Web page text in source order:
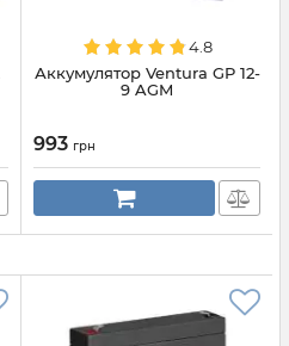
4.8
Аккумулятор Ventura GP 12-
9 AGM
993 грн